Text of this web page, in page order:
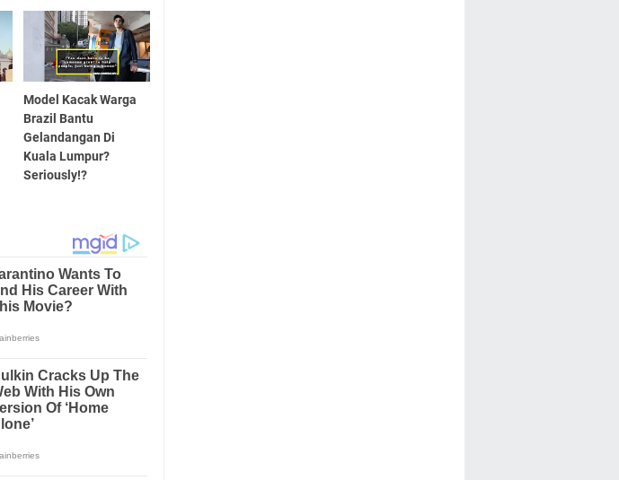
Model Kacak Warga
Brazil Bantu
Gelandangan Di
Kuala Lumpur?
Seriously!?